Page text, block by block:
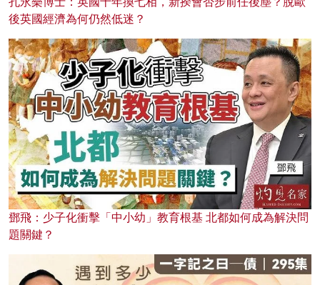
後英國經濟為何仍然低迷？
鄧飛：少子化衝擊「中小幼」教育根基 北都如何成為解決問
題關鍵？